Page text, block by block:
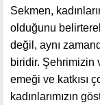
Sekmen,
olduğunu
değil, aynı
biridir. Şehrimizin
emeği ve katkısı
kadınlarımızın